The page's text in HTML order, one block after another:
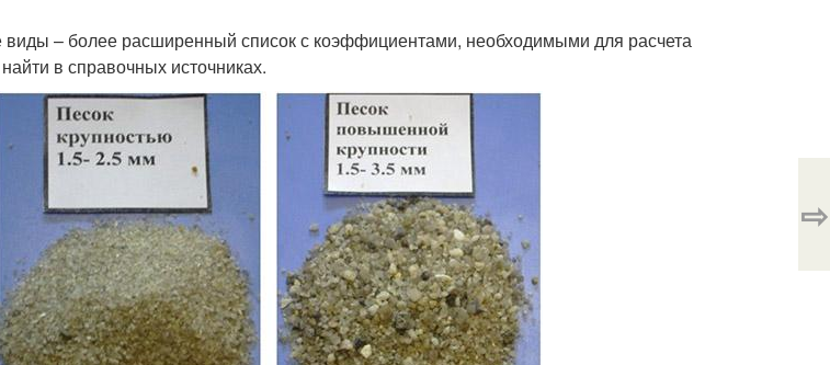
виды – более расширенный список с коэффициентами, необходимыми для расчета
в справочных источниках.
⇨